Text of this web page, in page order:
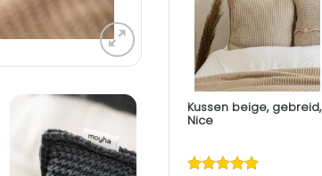
Aan
verlanglijst
toevoegen
Kussen beige, gebreid,
Nice